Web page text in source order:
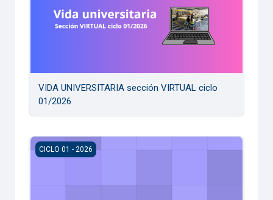
VIDA UNIVERSITARIA sección VIRTUAL ciclo
01/2026
CUENTOS, VOCES Y PALABRAS sección VIRTUAL ciclo
CICLO 01 - 2026